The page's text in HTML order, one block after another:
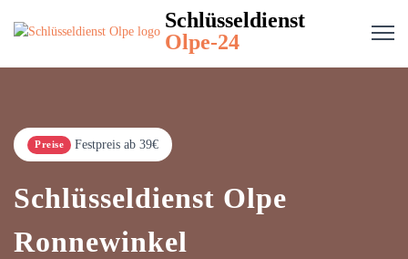
Schlüsseldienst
Olpe-24
Preise Festpreis ab 39€
Schlüsseldienst Olpe
Ronnewinkel